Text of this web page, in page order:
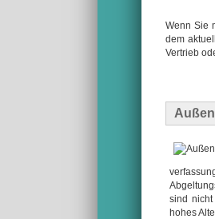
Wenn Sie
dem
Vertrieb
sind
hohes